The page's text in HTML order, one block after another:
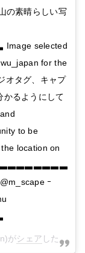
の素晴らしい写
selected
for the
オタグ、キャプ
かるようにして
to be
location on
ｰ
がシェア した投稿 -